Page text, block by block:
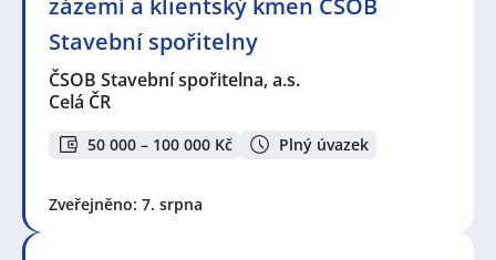
Stavební spořitelny
ČSOB Stavební spořitelna, a.s.
Celá ČR
50 000 – 100 000 Kč Plný úvazek
Zveřejněno: 7. srpna